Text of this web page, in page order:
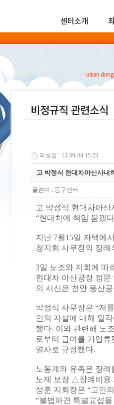
센터소개
비정규직 관련소식
작성일 : 13-09-04 15:23
고 박정식 현대차아산사내
글쓴이 : 동구센터
고 박정식 현대차아
“현대차에 책임 묻겠다
지난 7월15일 자택에
청지회 사무장의 장
3일 노조와 지회에 따
현대차 아산공장 정
의 시신은 천안 풍산
박정식 사무장은 “저
인의 자살에 대해 일
했다. 이와 관련해 노
로부터 급여를 가압
열사로 규정했다.
노동계와 유족은 장
노제 보장 △장례비용
성훈 지회장은 “고인
“불법파견 특별교섭